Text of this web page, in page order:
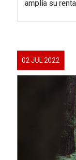
amplía su
02 JUL 2022